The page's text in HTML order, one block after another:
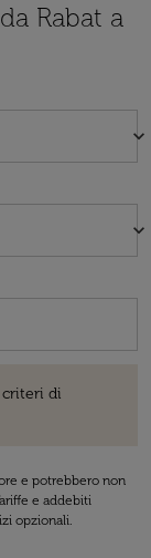
Rabat a
keyboard_arrow_down
keyboard_arrow_down
di
e potrebbero non
e addebiti
opzionali.